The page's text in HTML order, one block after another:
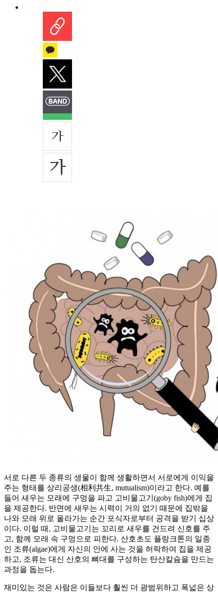
서로 다른 두 종류의 생물이 함께 생활하면서 서로에게 이익을
주는 형태를 상리공생(相利共生, mutualism)이라고 한다. 예를
들어 새우는 모래에 구멍을 파고 고비물고기(goby fish)에게 집
을 제공한다. 반면에 새우는 시력이 거의 없기 때문에 집밖을
나와 모래 위로 올라가는 순간 포식자로부터 공격을 받기 십상
이다. 이럴 때, 고비물고기는 꼬리로 새우를 건드려 신호를 주
고, 함께 모래 속 구멍으로 피한다. 산호초도 플랑크톤의 일종
인 조류(algae)에게 자신의 안에 사는 것을 허락하여 집을 제공
하고, 조류는 대신 산호의 뼈대를 구성하는 탄산칼슘을 만드는
과정을 돕는다.
재미있는 것은 사람은 이들보다 훨씬 더 광범위하고 폭넓은 상